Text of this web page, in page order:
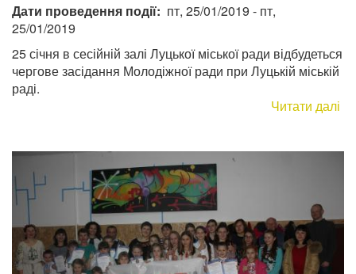
Дати проведення події пт, 25/01/2019 - пт,
25/01/2019
25 січня в сесійній залі Луцької міської ради відбудеться
чергове засідання Молодіжної ради при Луцькій міській
раді.
Читати далі